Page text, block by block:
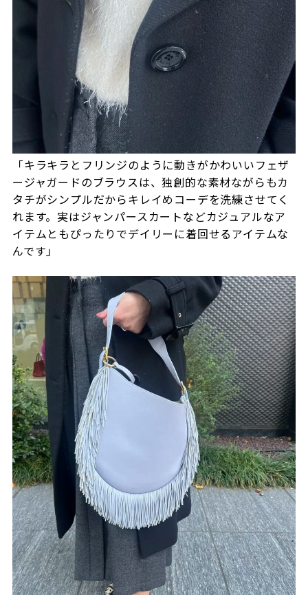
「キラキラとフリンジのように動きがかわいいフェザ
ージャガードのブラウスは、独創的な素材ながらもカ
タチがシンプルだからキレイめコーデを洗練させてく
れます。実はジャンパースカートなどカジュアルなア
イテムともぴったりでデイリーに着回せるアイテムな
んです」